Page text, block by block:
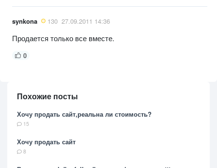
synkona 130 27.09.2011 14:36
Продается только все вместе.
0
Похожие посты
Хочу продать сайт,реальна ли стоимость?
15
Хочу продать сайт
8